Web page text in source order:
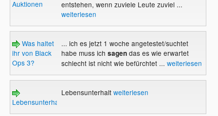
Auktionen
entstehen, wenn zuviele Leute zuviel ...
weiterlesen
Was haltet
ihr von Black
Ops 3?
... ich es jetzt 1 woche angetestet/suchtet
habe muss ich sagendas es wie erwartet
schlecht ist nicht wie befürchtet ... weiterlesen
Lebensunterhalt
Lebensunterhalt weiterlesen